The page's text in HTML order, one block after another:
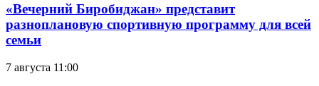
«Вечерний Биробиджан» представит
разноплановую спортивную программу для всей
семьи
7 августа 11:00